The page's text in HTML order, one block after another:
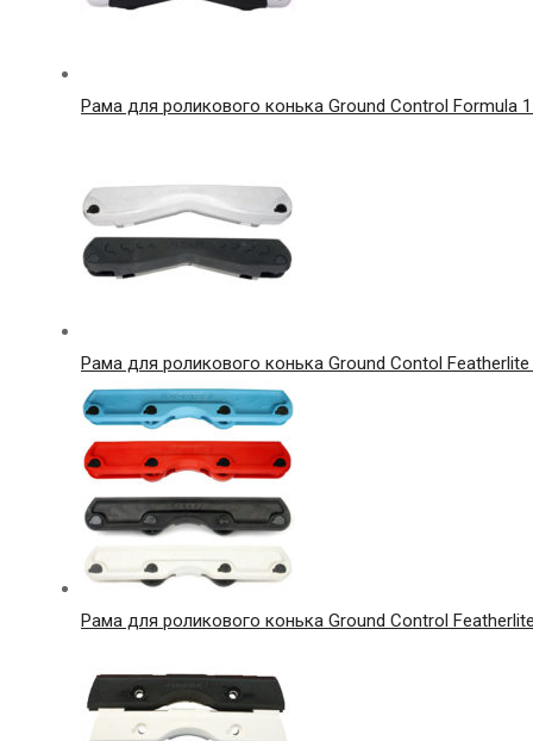
Рама для роликового конька Ground Control Formula
Рама для роликового конька Ground Contol
Рама для роликового конька Ground Control